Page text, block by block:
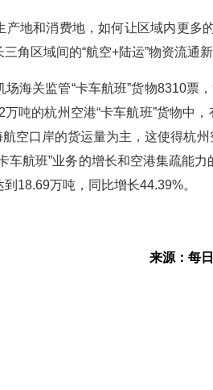
地和消费地，如何让区域内更多
角区域间的“航空+陆运”物资流通
海关监管“卡车航班”货物8310票
吨的杭州空港“卡车航班”货物中
空口岸的货运量为主，这使得杭
车航班”业务的增长和空港集疏能
18.69万吨，同比增长44.39%。
来源：每